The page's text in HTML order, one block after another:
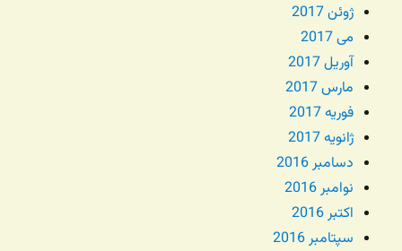
ژوئن 2017
می 2017
آوریل 2017
مارس 2017
فوریه 2017
ژانویه 2017
دسامبر 2016
نوامبر 2016
اکتبر 2016
سپتامبر 2016